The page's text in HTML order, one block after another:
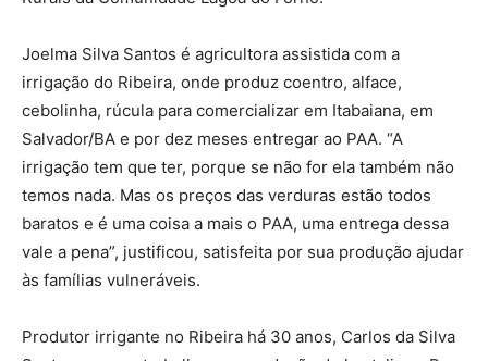
Joelma Silva Santos é agricultora assistida com a
irrigação do Ribeira, onde produz coentro, alface,
cebolinha, rúcula para comercializar em Itabaiana, em
Salvador/BA e por dez meses entregar ao PAA. “A
irrigação tem que ter, porque se não for ela também não
temos nada. Mas os preços das verduras estão todos
baratos e é uma coisa a mais o PAA, uma entrega dessa
vale a pena”, justificou, satisfeita por sua produção ajudar
às famílias vulneráveis.
Produtor irrigante no Ribeira há 30 anos, Carlos da Silva